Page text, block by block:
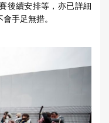
後續安排等，亦已詳細
手足無措。